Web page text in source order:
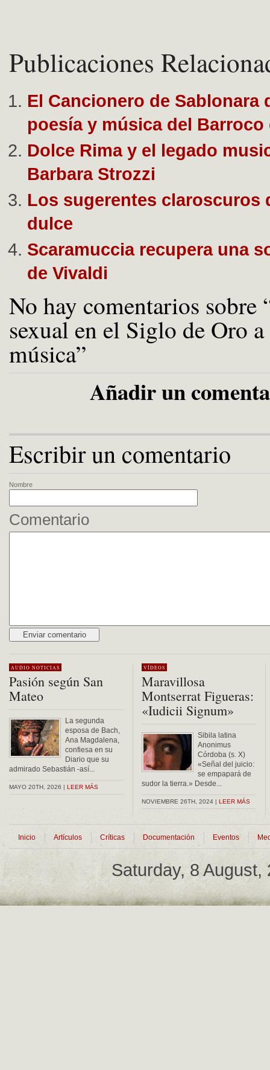
Publicaciones
El Cancionero de Sablonara
poesía y música del Barroco
Dolce Rima y el legado
Barbara Strozzi
Los sugerentes claroscuros
dulce
Scaramuccia recupera una
de Vivaldi
No hay comentarios sobre
sexual en el Siglo de Oro
música”
Añadir un
Escribir un comentario
Nombre
Comentario
AUDIO NOTICIAS
Pasión según San
Mateo
La segunda
esposa de Bach,
Ana Magdalena,
confiesa en su
Diario que su
admirado Sebastián -así...
MAYO 20TH, 2026 | LEER MÁS
VÍDEOS
Maravillosa
Montserrat Figueras:
«Iudicii Signum»
Sibila latina
Anonimus
Córdoba (s. X)
«Señal del juicio:
se empapará de
sudor la tierra.» Desde...
NOVIEMBRE 26TH, 2024 | LEER MÁS
Inicio Artículos Críticas Documentación Eventos
Saturday, 8